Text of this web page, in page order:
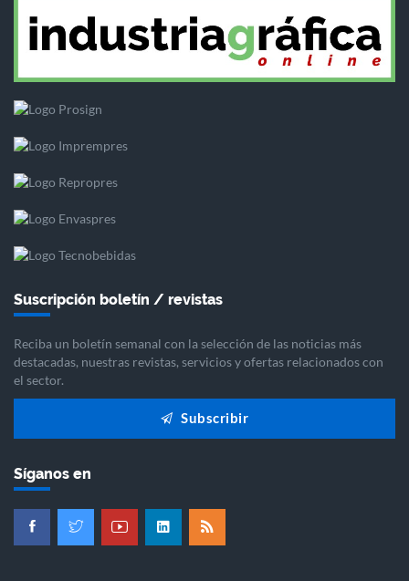
Suscripción boletín / revistas
Reciba un boletín semanal con la selección de las noticias más
destacadas, nuestras revistas, servicios y ofertas relacionados con
el sector.
Subscribir
Síganos en